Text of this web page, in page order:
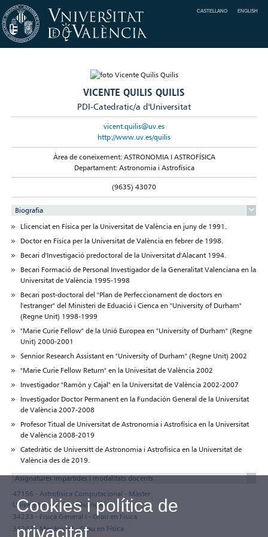
CASTELLANO ENGLISH
VICENTE QUILIS QUILIS
PDI-Catedratic/a d'Universitat
vicent.quilis@uv.es
http://www.uv.es/quilis
Àrea de coneixement: ASTRONOMIA I ASTROFÍSICA
Departament: Astronomia i Astrofísica
(9635) 43070
Biografia
Llicenciat en Física per la Universitat de València en juny de 1991.
Doctor en Física per la Universitat de València en febrer de 1998.
Becari d'Investigació predoctoral de la Universitat d'Alacant 1994.
Becari Formació de Personal Investigador de la Generalitat Valenciana en la
Universitat de València 1995-1998
Becari post-doctoral del "Plan de Perfeccionament de doctors en
l'estranger" del Ministeri de Eduació i Cienca en "University of Durham"
(Regne Unit) 1998-1999
"Marie Curie Fellow" de la Unió Europea en "University of Durham" (Regne
Unit) 2000-2001
Sennior Research Assistant en "University of Durham" (Regne Unit) 2002
"Marie Curie Fellow Return" en la Univesitat de València 2002
Investigador "Ramón y Cajal" en la Universitat de València 2002-2007
Investigador Doctor Permanent en la Fundación General de la Universitat
de València 2007-2008
Profesor Titual de Universitat de Astronomia i Astrofísica en la Universitat
de València 2008-2019
Catedràtic de Universitt de Astronomia i Astrofísica en la Universitat de
València des de 2019.
Asignatures impartides i modalitats docents
47156 - Astrofísica Computacional - Màster
Universitari en Física Avançada
34233 - Física General I - Grau en Física
34242 - Mecánica I - Grau en Física
Cookies i política de
privacitat